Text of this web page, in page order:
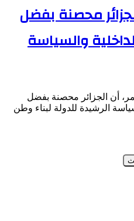
محصنة بفضل
والسياسة
أن الجزائر محصنة بفضل
الرشيدة للدولة لبناء وطن